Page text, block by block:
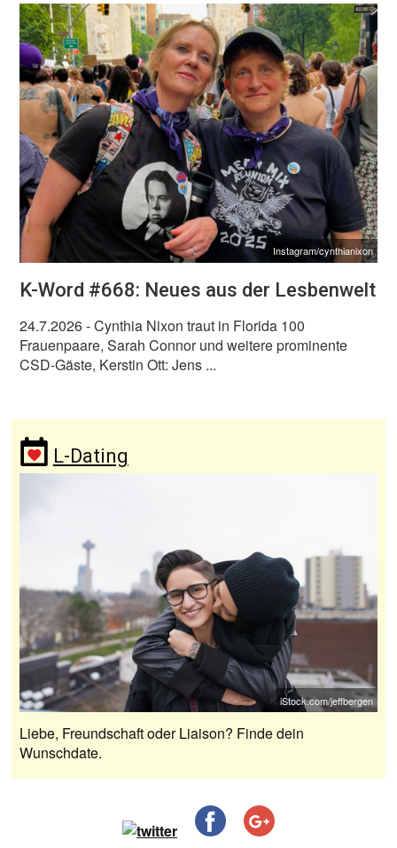
Instagram/cynthianixon
K-Word #668: Neues aus der Lesbenwelt
24.7.2026- Cynthia Nixon traut in Florida 100
Frauenpaare, Sarah Connor und weitere prominente
CSD-Gäste, Kerstin Ott: Jens ...
L-Dating
iStock.com/jeffbergen
Liebe, Freundschaft oder Liaison? Finde dein
Wunschdate.